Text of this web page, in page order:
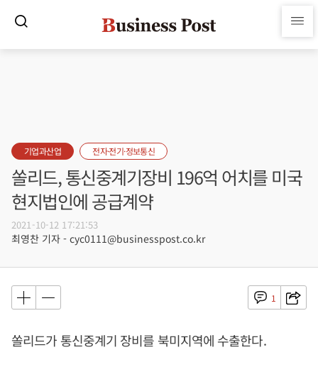
기업과산업 전자·전기·정보통신
쏠리드, 통신중계기장비 196억 어치를 미국
현지법인에 공급계약
2021-10-12 17:21:53
최영찬 기자 - cyc0111@businesspost.co.kr
1
쏠리드가 통신중계기 장비를 북미지역에 수출한다.